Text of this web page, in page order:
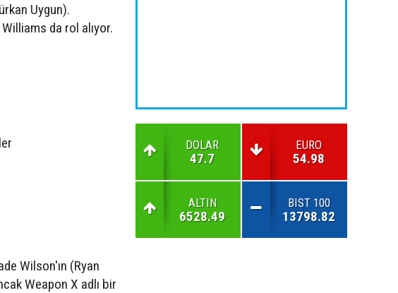
Uygun).
da rol alıyor.
Wilson'ın (Ryan
Weapon X adlı bir
DOLAR
47.7
EURO
54.98
ALTIN
6528.49
BIST 100
13798.82